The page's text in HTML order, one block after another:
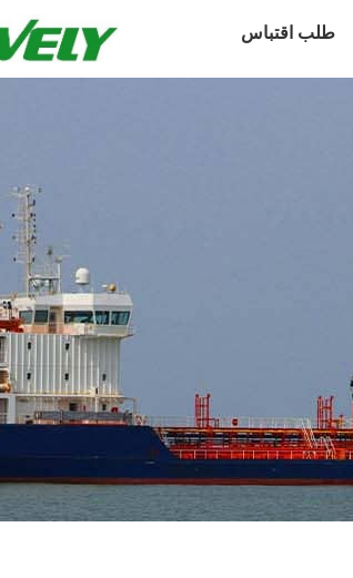
طلب اقتباس